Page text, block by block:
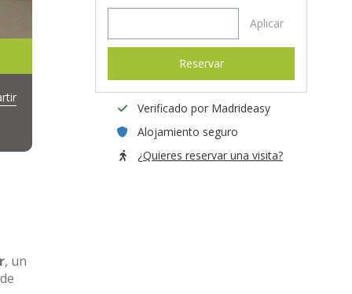
, un
Aplicar
Reservar
Verificado por Madrideasy
Alojamiento seguro
¿Quieres reservar una visita?